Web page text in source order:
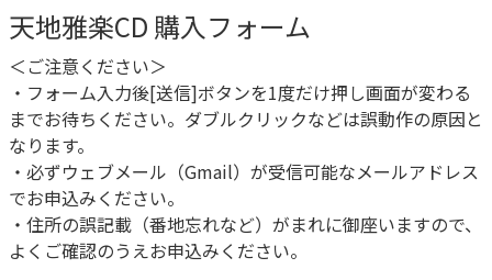
天地雅楽CD 購入フォーム
＜ご注意ください＞
・フォーム入力後[送信]ボタンを1度だけ押し画面が変わる
までお待ちください。ダブルクリックなどは誤動作の原因と
なります。
・必ずウェブメール（Gmail）が受信可能なメールアドレス
でお申込みください。
・住所の誤記載（番地忘れなど）がまれに御座いますので、
よくご確認のうえお申込みください。